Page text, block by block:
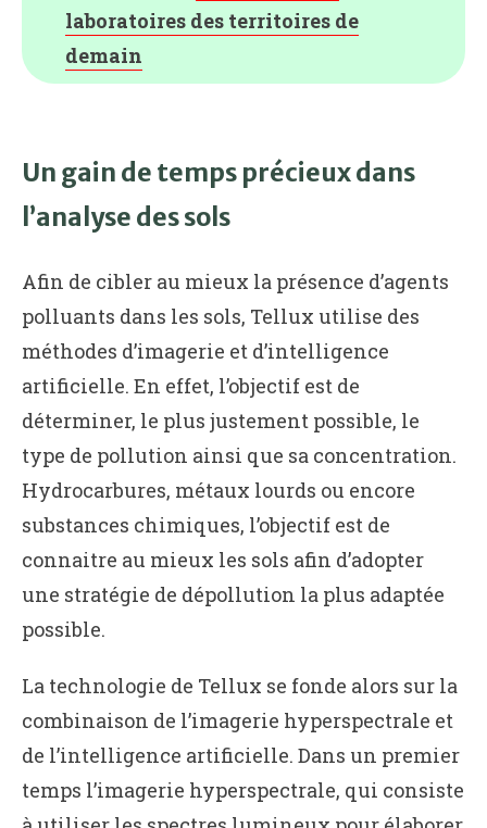
laboratoires des territoires de
demain
Un gain de temps précieux dans
l’analyse des sols
Afin de cibler au mieux la présence d’agents
polluants dans les sols, Tellux utilise des
méthodes d’imagerie et d’intelligence
artificielle. En effet, l’objectif est de
déterminer, le plus justement possible, le
type de pollution ainsi que sa concentration.
Hydrocarbures, métaux lourds ou encore
substances chimiques, l’objectif est de
connaitre au mieux les sols afin d’adopter
une stratégie de dépollution la plus adaptée
possible.
La technologie de Tellux se fonde alors sur la
combinaison de l’imagerie hyperspectrale et
de l’intelligence artificielle. Dans un premier
temps l’imagerie hyperspectrale, qui consiste